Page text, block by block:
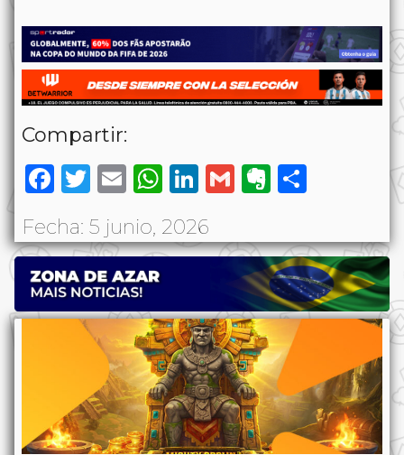
Compartir:
Facebook
Twitter
EmailWhatsApp
LinkedIn
GmailEvernote
Fecha: 5 junio, 2026